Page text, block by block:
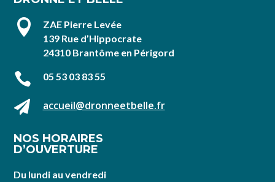

ZAE Pierre Levée
139 Rue d’Hippocrate
24310 Brantôme en Périgord
 05 53 03 83 55
 accueil@dronneetbelle.fr
NOS HORAIRES
D’OUVERTURE
Du lundi au vendredi